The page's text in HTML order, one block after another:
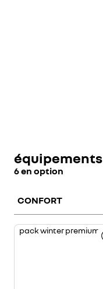
équipements
6 en option
CONFORT
pack winter premium